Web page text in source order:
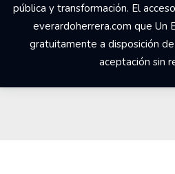
pública y transformación. El
everardoherrera.com que Un
gratuitamente a disposición
aceptación sin